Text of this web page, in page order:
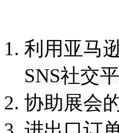
利用 亚马
SNS社交
协助展会